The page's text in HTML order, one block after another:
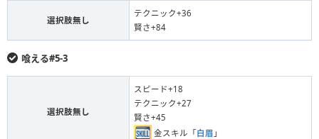
選択肢無し
テクニック+36
賢さ+84
喰える#5-3
選択肢無し
スピード+18
テクニック+27
賢さ+45
金スキル「白眉 」